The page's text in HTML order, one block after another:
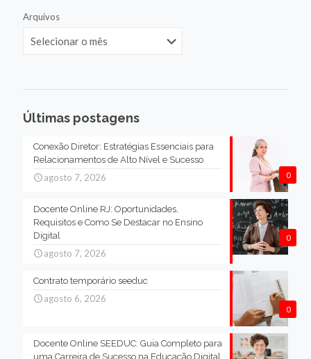
Arquivos
Últimas postagens
0
Conexão Diretor: Estratégias Essenciais para
Relacionamentos de Alto Nível e Sucesso
agosto 7, 2026
0
Docente Online RJ: Oportunidades,
Requisitos e Como Se Destacar no Ensino
Digital
agosto 7, 2026
0
Contrato temporário seeduc
agosto 6, 2026
Docente Online SEEDUC: Guia Completo para
uma Carreira de Sucesso na Educação Digital